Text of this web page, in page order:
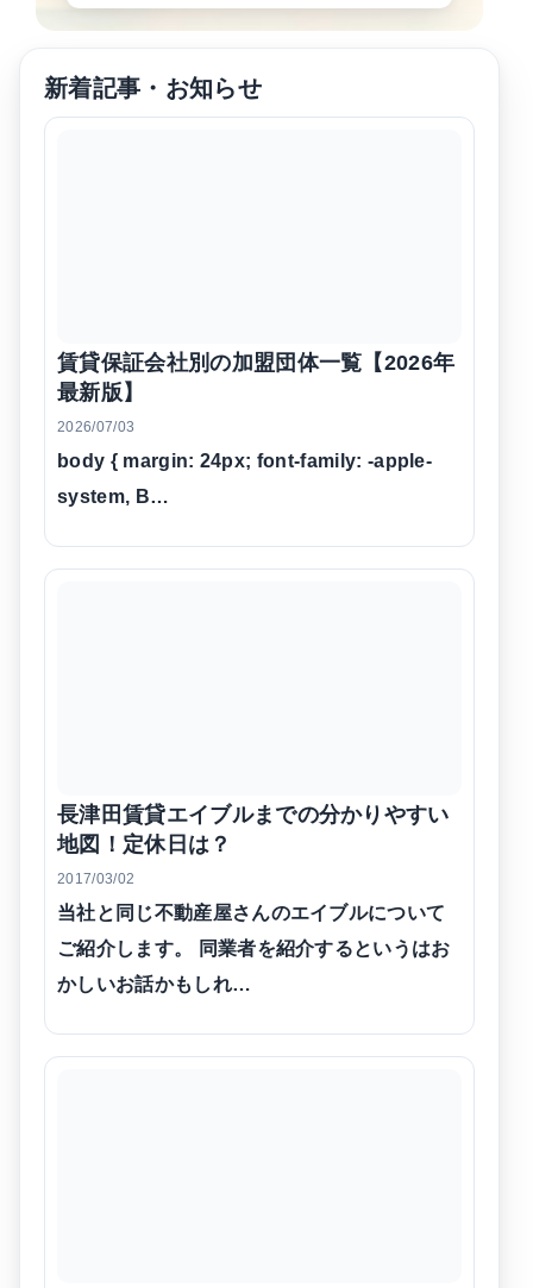
新着記事・お知らせ
賃貸保証会社別の加盟団体一覧【2026年
最新版】
2026/07/03
body { margin: 24px; font-family: -apple-
system, B…
長津田賃貸エイブルまでの分かりやすい
地図！定休日は？
2017/03/02
当社と同じ不動産屋さんのエイブルについて
ご紹介します。 同業者を紹介するというはお
かしいお話かもしれ…